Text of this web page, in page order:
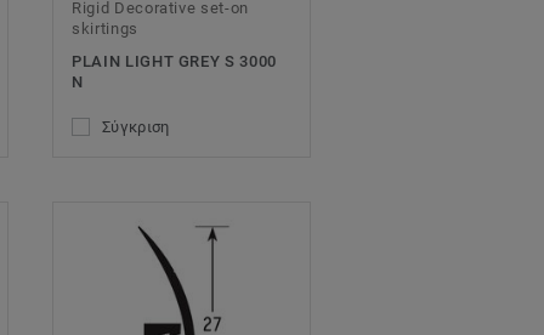
Rigid Decorative set-on
skirtings
PLAIN LIGHT GREY S 3000
N
Σύγκριση